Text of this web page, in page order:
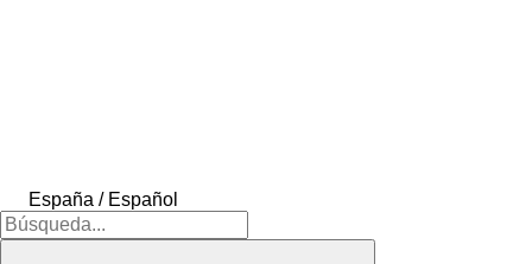
España / Español